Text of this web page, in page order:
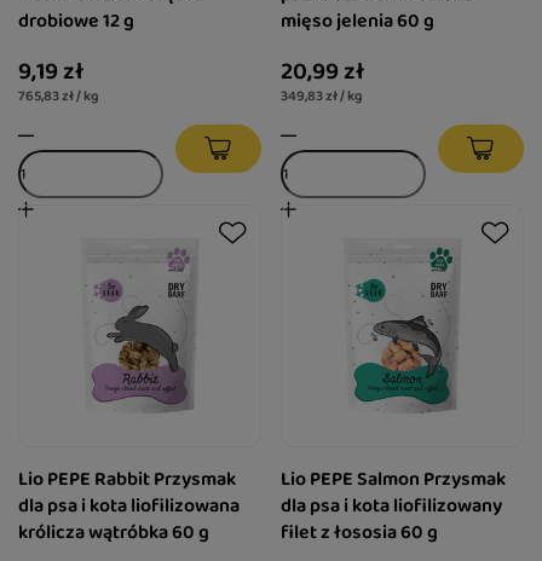
drobiowe 12 g
9,19 zł
765,83 zł / kg
mięso jelenia 60 g
20,99 zł
349,83 zł / kg
Lio PEPE Rabbit Przysmak
dla psa i kota liofilizowana
królicza wątróbka 60 g
Lio PEPE Salmon Przysmak
dla psa i kota liofilizowany
filet z łososia 60 g